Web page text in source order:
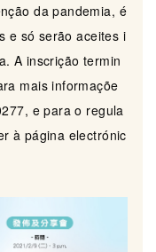
da pandemia, é
e só serão aceites i
A inscrição termin
mais informaçõe
e para o regula
à página electrónic